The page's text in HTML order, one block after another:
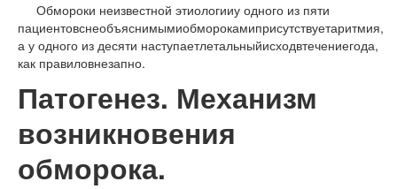
Обмороки неизвестной этиологииу одного из пяти
пациентовснеобъяснимымиобморокамиприсутствуетаритмия,
а у одного из десяти наступаетлетальныйисходвтечениегода,
как правиловнезапно.
Патогенез. Механизм
возникновения
обморока.